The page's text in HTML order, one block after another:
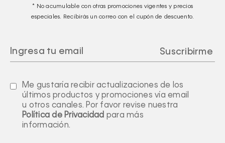
* No acumulable con otras promociones vigentes y precios
especiales. Recibirás un correo con el cupón de descuento.
Me gustaría recibir actualizaciones de los
últimos productos y promociones vía email
u otros canales. Por favor revise nuestra
Política de Privacidad para más
información.